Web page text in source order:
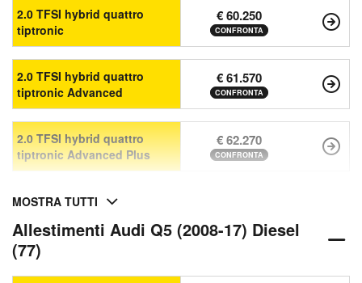
2.0 TFSI hybrid quattro
tiptronic
€ 60.250
CONFRONTA
2.0 TFSI hybrid quattro
tiptronic Advanced
€ 61.570
CONFRONTA
2.0 TFSI hybrid quattro
tiptronic Advanced Plus
€ 62.270
CONFRONTA
MOSTRA TUTTI
Allestimenti Audi Q5 (2008-17) Diesel
(77)